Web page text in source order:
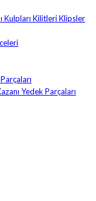
Kulpları Kilitleri Klipsler
Yedek Parçaları